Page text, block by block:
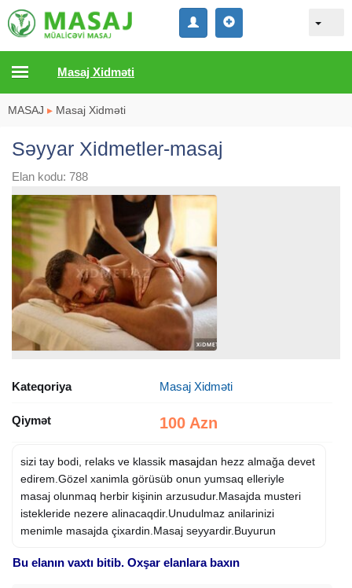
Masaj Xidməti
MASAJ ▸ Masaj Xidməti
Səyyar Xidmetler-masaj
Elan kodu: 788
Kateqoriya Masaj Xidməti
Qiymət 100 Azn
sizi tay bodi, relaks ve klassik masajdan hezz almağa devet
edirem.Gözel xanimla görüsüb onun yumsaq elleriyle
masaj olunmaq herbir kişinin arzusudur.Masajda musteri
istekleride nezere alinacaqdir.Unudulmaz anilarinizi
menimle masajda çixardin.Masaj seyyardir.Buyurun
Bu elanın vaxtı bitib. Oxşar elanlara baxın